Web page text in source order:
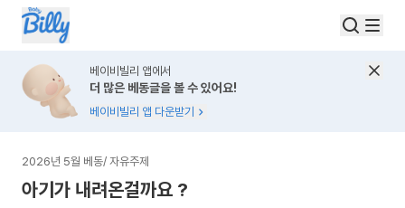
베이비빌리 앱에서
더 많은 베동글을 볼 수 있어요!
베이비빌리 앱 다운받기
2026년 5월 베동/ 자유주제
아기가 내려온걸까요 ?